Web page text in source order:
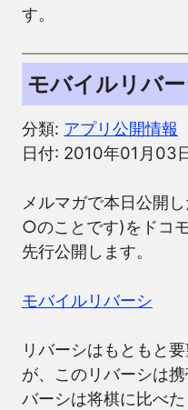
す。
モバイルリバ
分類: アプリ公開情報
日付: 2010年01月03
メルマガで本日公開
○のことです)をドコ
先行公開します。
モバイルリバーシ
リバーシはもともと
が、このリバーシは
バーシは将棋に比べ